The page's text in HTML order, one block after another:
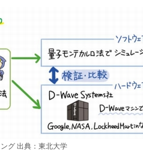
グ 出典：東北大学